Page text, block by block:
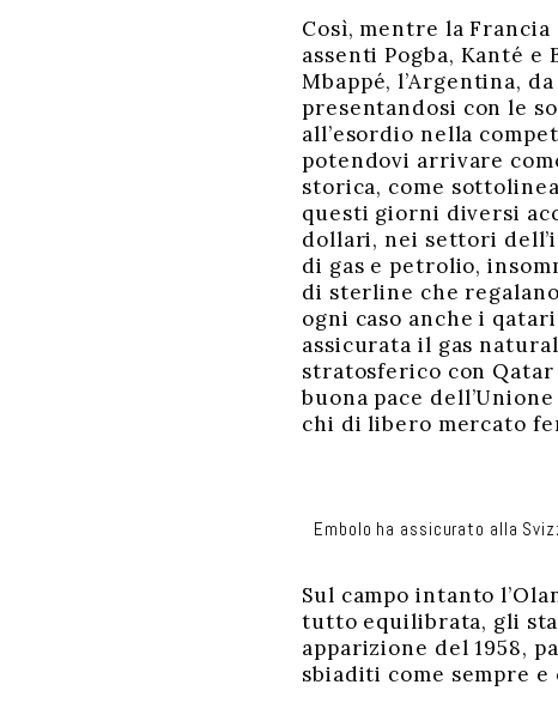
Così, mentre la
assenti Pogba, Kanté
Mbappé, l’Argentina,
presentandosi con le
all’esordio nella
potendovi arrivare
storica, come
questi giorni diversi
dollari, nei settori
di gas e petrolio,
di sterline che
ogni caso anche i
assicurata il gas
stratosferico con
buona pace
chi di libero mercato
Embolo ha assicurato alla
Sul campo intanto
tutto equilibrata, gli
apparizione del 1958,
sbiaditi come sempre